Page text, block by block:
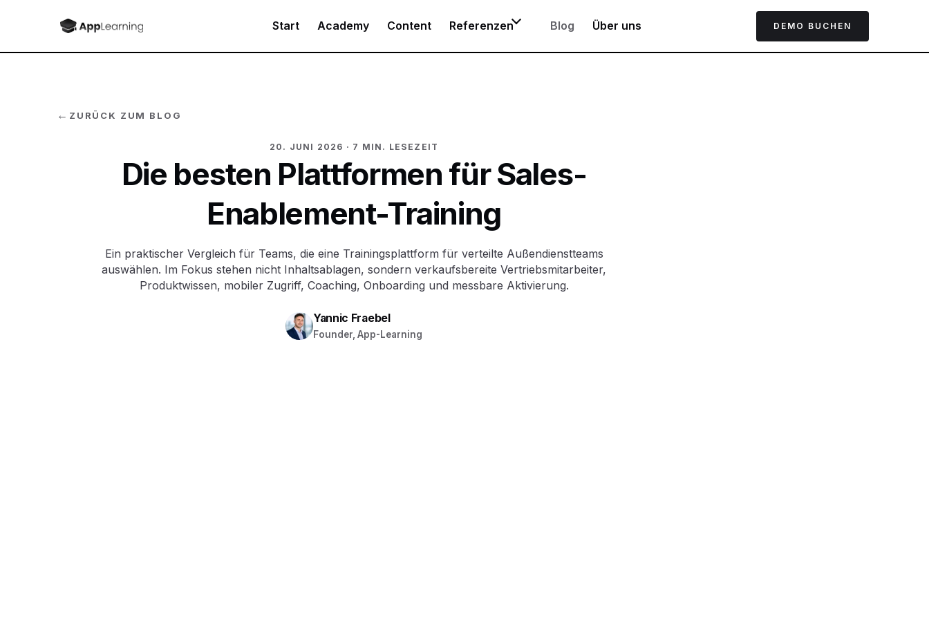
Start Academy Content Referenzen Blog Über uns DEMO BUCHEN
← ZURÜCK ZUM BLOG
20. JUNI 2026 · 7 MIN. LESEZEIT
Die besten Plattformen für Sales-
Enablement-Training
Ein praktischer Vergleich für Teams, die eine Trainingsplattform für verteilte Außendienstteams
auswählen. Im Fokus stehen nicht Inhaltsablagen, sondern verkaufsbereite Vertriebsmitarbeiter,
Produktwissen, mobiler Zugriff, Coaching, Onboarding und messbare Aktivierung.
Yannic Fraebel
Founder, App-Learning